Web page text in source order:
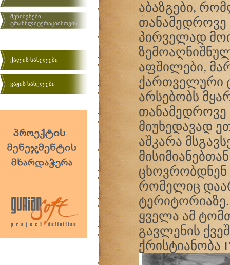
შენიშვნები
ტრანსლიტერაციისთვის
ქალის სახელები
ვაჟის სახელები
აბაზგები,
თანამედროვე
პირველად
აფშილები,
ქართველური
არსებობს
თანამედროვე
მიუხედავად
აშკარა
ცხოვრობდნენ
რომელიც
ტერიტორიაზე.
ყველა ამ
გავლენის
ქრისტიანობა